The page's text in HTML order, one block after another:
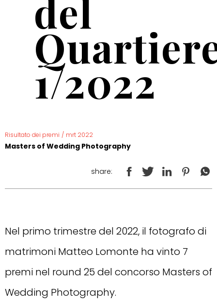
del
1/2022
Risultato dei premi / mrt 2022
Masters of Wedding Photography
share:
Nel primo trimestre del 2022, il fotografo di
matrimoni Matteo Lomonte ha vinto 7
premi nel round 25 del concorso Masters of
Wedding Photography.